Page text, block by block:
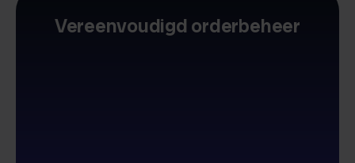
Vereenvoudigd orderbeheer